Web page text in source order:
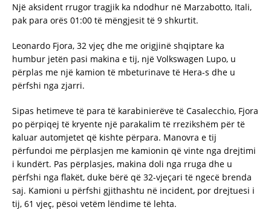
Një aksident rrugor tragjik ka ndodhur në Marzabotto, Itali,
pak para orës 01:00 të mëngjesit të 9 shkurtit.
Leonardo Fjora, 32 vjeç dhe me origjinë shqiptare ka
humbur jetën pasi makina e tij, një Volkswagen Lupo, u
përplas me një kamion të mbeturinave të Hera-s dhe u
përfshi nga zjarri.
Sipas hetimeve të para të karabinierëve të Casalecchio, Fjora
po përpiqej të kryente një parakalim të rrezikshëm për të
kaluar automjetet që kishte përpara. Manovra e tij
përfundoi me përplasjen me kamionin që vinte nga drejtimi
i kundërt. Pas përplasjes, makina doli nga rruga dhe u
përfshi nga flakët, duke bërë që 32-vjeçari të ngecë brenda
saj. Kamioni u përfshi gjithashtu në incident, por drejtuesi i
tij, 61 vjeç, pësoi vetëm lëndime të lehta.